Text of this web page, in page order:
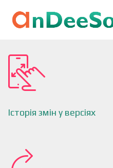
Історія змін у версіях